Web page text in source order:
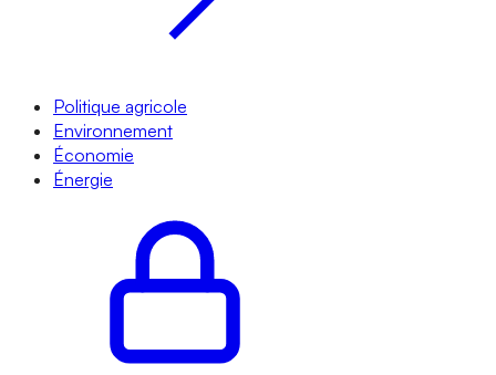
Politique agricole
Environnement
Économie
Énergie